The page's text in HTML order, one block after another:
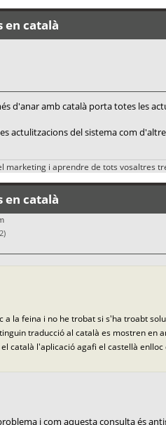
en català
d'anar amb català porta totes les
actulitzacions del sistema com
marketing i aprendre de tots vosaltres
en català
a la feina i no he trobat si s'ha troabt
traducció al català es mostren en
català l'aplicació agafi el castellà enlloc
i com aquesta consulta és